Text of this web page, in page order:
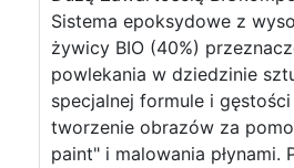
Sistema epoksydowe z
żywicy BIO (40%)
powlekania w dziedzinie
specjalnej formule i
tworzenie obrazów za
paint" i malowania płynami.